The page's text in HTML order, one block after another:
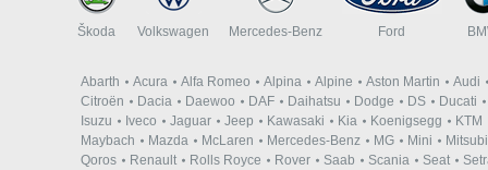
Škoda Volkswagen Mercedes-Benz Ford
Abarth Acura Alfa Romeo Alpina Alpine Aston Martin
Audi
Citroën
Dacia Daewoo DAF Daihatsu Dodge DS
Ducati
Isuzu
Iveco Jaguar Jeep Kawasaki Kia Koenigsegg
KTM
Maybach
Mazda McLaren Mercedes-Benz MG Mini
Qoros
Renault Rolls Royce Rover Saab Scania Seat